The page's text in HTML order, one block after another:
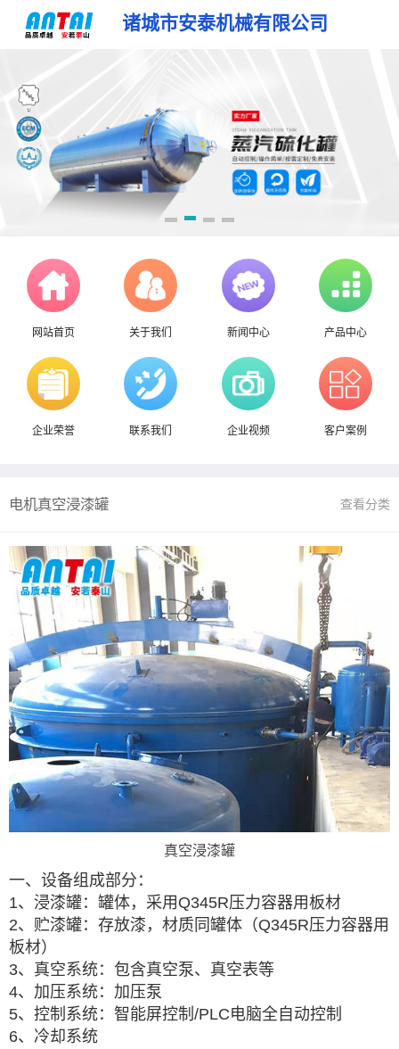
诸城市安泰机械有限公司
网站首页 关于我们 新闻中心 产品中心
企业荣誉 联系我们 企业视频 客户案例
电机真空浸漆罐 查看分类
真空浸漆罐
一、设备组成部分：
1、浸漆罐：罐体，采用Q345R压力容器用板材
2、贮漆罐：存放漆，材质同罐体（Q345R压力容器用
板材）
3、真空系统：包含真空泵、真空表等
4、加压系统：加压泵
5、控制系统：智能屏控制/PLC电脑全自动控制
6、冷却系统